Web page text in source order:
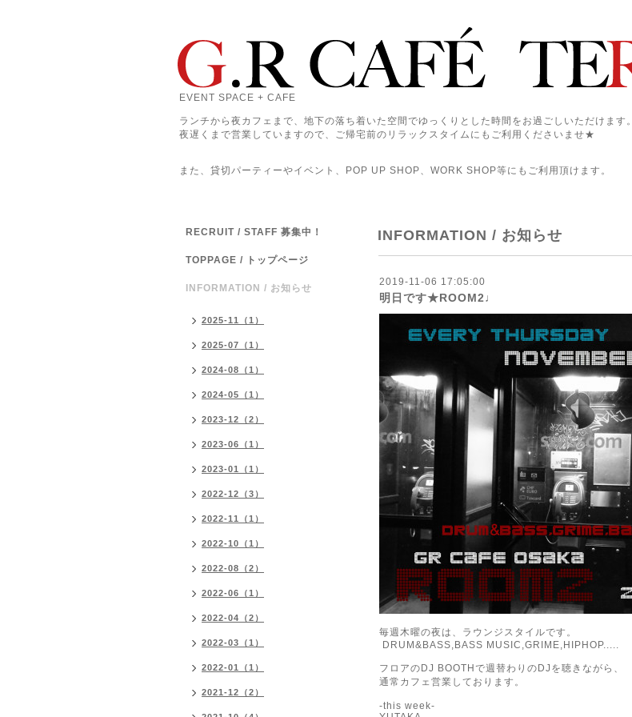
EVENT SPACE + CAFE
ランチから夜カフェまで、地下の落ち着いた空間でゆっくりとした時間をお過ごしいただけます。
夜遅くまで営業していますので、ご帰宅前のリラックスタイムにもご利用くださいませ★
また、貸切パーティーやイベント、POP UP SHOP、WORK SHOP等にもご利用頂けます。
INFORMATION / お知らせ
2019-11-06 17:05:00
明日です★ROOM2♩
毎週木曜の夜は、ラウンジスタイルです。
DRUM&BASS,BASS MUSIC,GRIME,HIPHOP.....
フロアのDJ BOOTHで週替わりのDJを聴きながら、
通常カフェ営業しております。
-this week-
RECRUIT / STAFF 募集中！
TOPPAGE / トップページ
INFORMATION / お知らせ
2025-11（1）
2025-07（1）
2024-08（1）
2024-05（1）
2023-12（2）
2023-06（1）
2023-01（1）
2022-12（3）
2022-11（1）
2022-10（1）
2022-08（2）
2022-06（1）
2022-04（2）
2022-03（1）
2022-01（1）
2021-12（2）